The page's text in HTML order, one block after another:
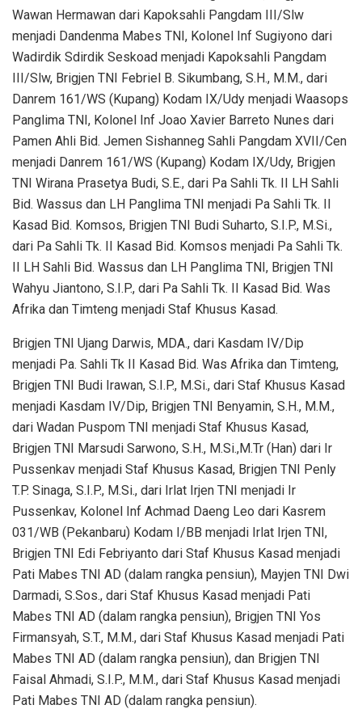
Wawan Hermawan dari Kapoksahli Pangdam III/Slw
menjadi Dandenma Mabes TNI, Kolonel Inf Sugiyono dari
Wadirdik Sdirdik Seskoad menjadi Kapoksahli Pangdam
III/Slw, Brigjen TNI Febriel B. Sikumbang, S.H., M.M., dari
Danrem 161/WS (Kupang) Kodam IX/Udy menjadi Waasops
Panglima TNI, Kolonel Inf Joao Xavier Barreto Nunes dari
Pamen Ahli Bid. Jemen Sishanneg Sahli Pangdam XVII/Cen
menjadi Danrem 161/WS (Kupang) Kodam IX/Udy, Brigjen
TNI Wirana Prasetya Budi, S.E., dari Pa Sahli Tk. II LH Sahli
Bid. Wassus dan LH Panglima TNI menjadi Pa Sahli Tk. II
Kasad Bid. Komsos, Brigjen TNI Budi Suharto, S.I.P., M.Si.,
dari Pa Sahli Tk. II Kasad Bid. Komsos menjadi Pa Sahli Tk.
II LH Sahli Bid. Wassus dan LH Panglima TNI, Brigjen TNI
Wahyu Jiantono, S.I.P., dari Pa Sahli Tk. II Kasad Bid. Was
Afrika dan Timteng menjadi Staf Khusus Kasad.
Brigjen TNI Ujang Darwis, MDA., dari Kasdam IV/Dip
menjadi Pa. Sahli Tk II Kasad Bid. Was Afrika dan Timteng,
Brigjen TNI Budi Irawan, S.I.P., M.Si., dari Staf Khusus Kasad
menjadi Kasdam IV/Dip, Brigjen TNI Benyamin, S.H., M.M.,
dari Wadan Puspom TNI menjadi Staf Khusus Kasad,
Brigjen TNI Marsudi Sarwono, S.H., M.Si.,M.Tr (Han) dari Ir
Pussenkav menjadi Staf Khusus Kasad, Brigjen TNI Penly
T.P. Sinaga, S.I.P., M.Si., dari Irlat Irjen TNI menjadi Ir
Pussenkav, Kolonel Inf Achmad Daeng Leo dari Kasrem
031/WB (Pekanbaru) Kodam I/BB menjadi Irlat Irjen TNI,
Brigjen TNI Edi Febriyanto dari Staf Khusus Kasad menjadi
Pati Mabes TNI AD (dalam rangka pensiun), Mayjen TNI Dwi
Darmadi, S.Sos., dari Staf Khusus Kasad menjadi Pati
Mabes TNI AD (dalam rangka pensiun), Brigjen TNI Yos
Firmansyah, S.T., M.M., dari Staf Khusus Kasad menjadi Pati
Mabes TNI AD (dalam rangka pensiun), dan Brigjen TNI
Faisal Ahmadi, S.I.P., M.M., dari Staf Khusus Kasad menjadi
Pati Mabes TNI AD (dalam rangka pensiun).